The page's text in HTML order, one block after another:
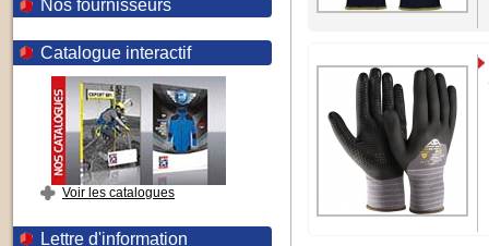
Nos fournisseurs
Catalogue interactif
Voir les catalogues
Lettre d'information